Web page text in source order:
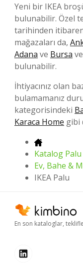
Yeni bir IKEA
bulunabilir. Özel
tarihinden itibaren
mağazaları da,
Adana ve Bursa
bulunabilir.
İhtiyacınız olan
bulamamanız
kategorisindeki
Karaca Home gibi
Katalog Palu
Ev, Bahe &
IKEA Palu
En son kataloglar,